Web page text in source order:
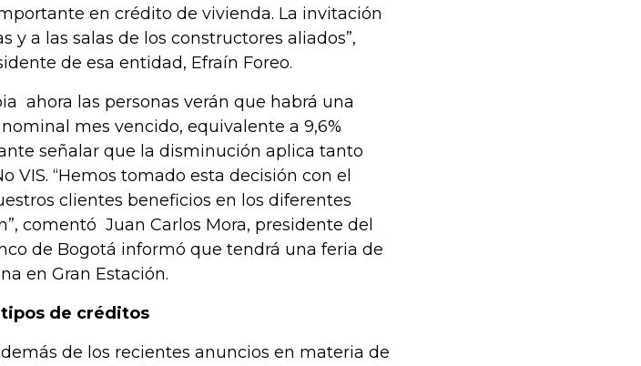
en crédito de vivienda. La invitación
y a las salas de los constructores aliados”,
de esa entidad, Efraín Foreo.
ahora las personas verán que habrá una
mes vencido, equivalente a 9,6%
señalar que la disminución aplica tanto
VIS. “Hemos tomado esta decisión con el
clientes beneficios en los diferentes
comentó Juan Carlos Mora, presidente del
de Bogotá informó que tendrá una feria de
en Gran Estación.
de créditos
de los recientes anuncios en materia de